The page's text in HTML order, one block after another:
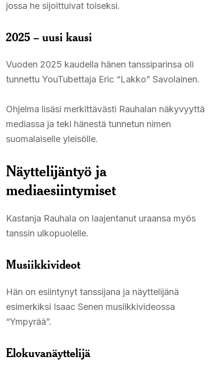
jossa he sijoittuivat toiseksi.
2025 – uusi kausi
Vuoden 2025 kaudella hänen tanssiparinsa oli
tunnettu YouTubettaja Eric “Lakko” Savolainen.
Ohjelma lisäsi merkittävästi Rauhalan näkyvyyttä
mediassa ja teki hänestä tunnetun nimen
suomalaiselle yleisölle.
Näyttelijäntyö ja
mediaesiintymiset
Kastanja Rauhala on laajentanut uraansa myös
tanssin ulkopuolelle.
Musiikkivideot
Hän on esiintynyt tanssijana ja näyttelijänä
esimerkiksi Isaac Senen musiikkivideossa
“Ympyrää”.
Elokuvanäyttelijä